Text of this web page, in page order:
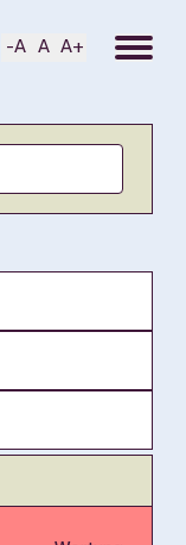
-A A A+ Menu